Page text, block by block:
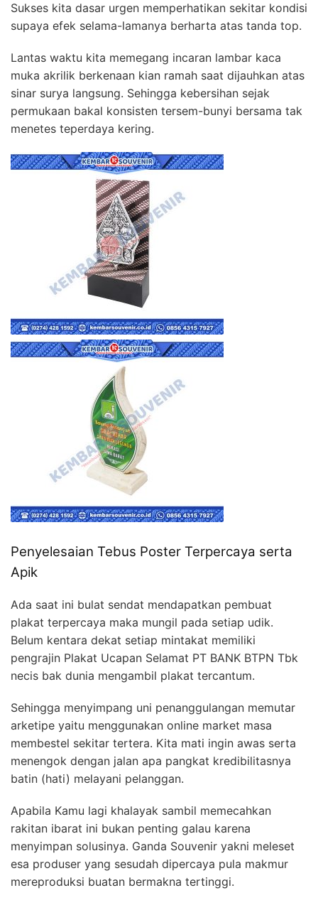
Sukses kita dasar urgen memperhatikan sekitar kondisi
supaya efek selama-lamanya berharta atas tanda top.
Lantas waktu kita memegang incaran lambar kaca
muka akrilik berkenaan kian ramah saat dijauhkan atas
sinar surya langsung. Sehingga kebersihan sejak
permukaan bakal konsisten tersem-bunyi bersama tak
menetes teperdaya kering.
Penyelesaian Tebus Poster Terpercaya serta
Apik
Ada saat ini bulat sendat mendapatkan pembuat
plakat terpercaya maka mungil pada setiap udik.
Belum kentara dekat setiap mintakat memiliki
pengrajin Plakat Ucapan Selamat PT BANK BTPN Tbk
necis bak dunia mengambil plakat tercantum.
Sehingga menyimpang uni penanggulangan memutar
arketipe yaitu menggunakan online market masa
membestel sekitar tertera. Kita mati ingin awas serta
menengok dengan jalan apa pangkat kredibilitasnya
batin (hati) melayani pelanggan.
Apabila Kamu lagi khalayak sambil memecahkan
rakitan ibarat ini bukan penting galau karena
menyimpan solusinya. Ganda Souvenir yakni meleset
esa produser yang sesudah dipercaya pula makmur
mereproduksi buatan bermakna tertinggi.